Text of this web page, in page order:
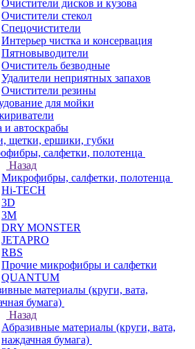
Очистители дисков и кузова
Очистители стекол
Спецочистители
Интерьер чистка и консервация
Пятновыводители
Очиститель безводные
Удалители неприятных запахов
Очистители резины
для мойки
и автоскрабы
щетки, ершики, губки
салфетки, полотенца
Назад
Микрофибры, салфетки, полотенца
Hi-TECH
3D
3М
DRY MONSTER
JETAPRO
RBS
Прочие микрофибры и салфетки
QUANTUM
материалы (круги, вата,
бумага)
Назад
Абразивные материалы (круги, вата,
наждачная бумага)